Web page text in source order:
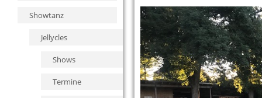
Showtanz
Jellycles
Shows
Termine